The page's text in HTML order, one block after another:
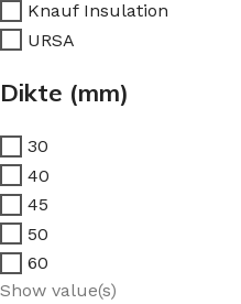
Knauf Insulation
URSA
Dikte (mm)
30
40
45
50
60
Show value(s)